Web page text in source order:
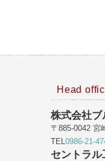
Head
株式会社ブ
〒885-0042 宮
TEL 0986-21-
セントラル